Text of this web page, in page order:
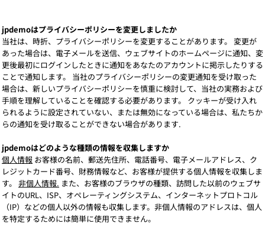
jpdemoはプライバシーポリシーを変更しましたか
当社は、時折、プライバシーポリシーを変更することがあります。 変更が
あった場合は、電子メールを送信、ウェブサイトのホームページに通知、変
更後最初にログインしたときに通知をあなたのアカウントに掲示したりする
ことで通知します。 当社のプライバシーポリシーの変更通知を受け取った
場合は、新しいプライバシーポリシーを慎重に検討して、当社の実務および
手順を理解していることを確認する必要があります。 クッキーが受け入れ
られるように設定されていない、または無効になっている場合は、私たちか
らの通知を受け取ることができない場合があります.
jpdemoはどのような種類の情報を収集しますか
個人情報 お客様の名前、郵送先住所、電話番号、電子メールアドレス、ク
レジットカード番号、財務情報など、お客様が提供する個人情報を収集しま
す。 非個人情報. また、お客様のブラウザの種類、訪問した以前のウェブサ
イトのURL、ISP、オペレーティングシステム、インターネットプロトコル
（IP）などの個人以外の情報も収集します。非個人情報のアドレスは、個人
を特定するためには簡単に使用できません。